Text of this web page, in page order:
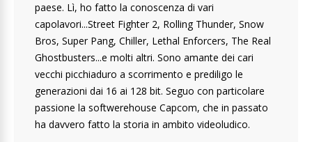
paese. Lì, ho fatto la conoscenza di vari
capolavori...Street Fighter 2, Rolling Thunder, Snow
Bros, Super Pang, Chiller, Lethal Enforcers, The Real
Ghostbusters...e molti altri. Sono amante dei cari
vecchi picchiaduro a scorrimento e prediligo le
generazioni dai 16 ai 128 bit. Seguo con particolare
passione la softwerehouse Capcom, che in passato
ha davvero fatto la storia in ambito videoludico.